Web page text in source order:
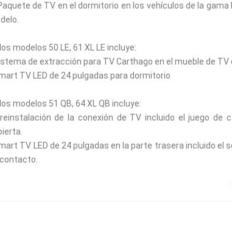
de TV en el dormitorio en los vehículos de la gama
modelos 50 LE, 61 XL LE incluye:
de extracción para TV Carthago en el mueble de TV
TV LED de 24 pulgadas para dormitorio
modelos 51 QB, 64 XL QB incluye:
de la conexión de TV incluido el juego de
TV LED de 24 pulgadas en la parte trasera incluido el